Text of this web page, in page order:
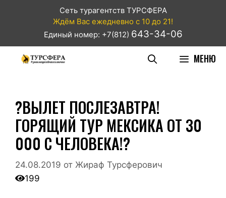
Сеть турагентств ТУРСФЕРА
Ждём Вас ежедневно с 10 до 21!
Единый номер: +7(812) 643-34-06
МЕНЮ
?ВЫЛЕТ ПОСЛЕЗАВТРА!
ГОРЯЩИЙ ТУР МЕКСИКА ОТ 30
000 С ЧЕЛОВЕКА!?
24.08.2019 от Жираф Турсферович
199